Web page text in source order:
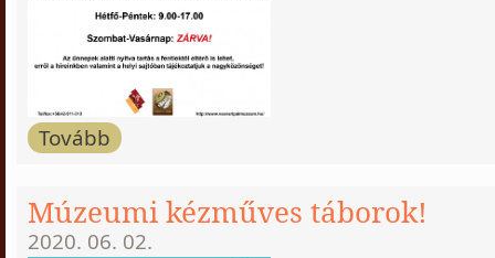
Tovább
Múzeumi kézműves táborok!
2020. 06. 02.